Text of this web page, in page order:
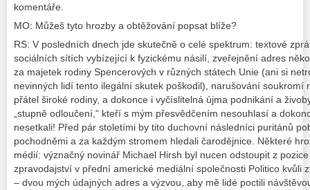
komentáře.
MO: Můžeš tyto hrozby a obtěžování popsat blíže?
RS: V posledních dnech jde skutečně o celé spektrum: textové
sociálních sítích vybízející k fyzickému násilí, zveřejnění adres
za majetek rodiny Spencerových v různých státech Unie (ani si
nevinných lidí tento ilegální skutek poškodil), narušování soukromí
přátel široké rodiny, a dokonce i vyčíslitelná újma podnikání a
„stupně odloučení,“ kteří s mým přesvědčením nesouhlasí a
nesetkali! Před pár stoletími by tito duchovní následníci puritánů
pochodněmi a za každým stromem hledali čarodějnice. Některé
médií: význačný novinář Michael Hirsh byl nucen odstoupit z
zpravodajství v přední americké mediální společnosti Politico kvůli
– dvou mých údajných adres a výzvou, aby mě lidé poctili